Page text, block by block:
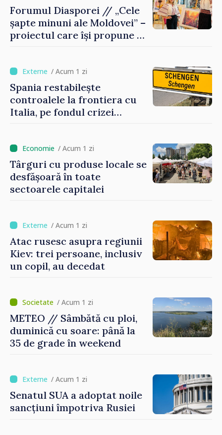
Forumul Diasporei // „Cele
șapte minuni ale Moldovei” –
proiectul care își propune să
/ Acum 1 zi
Spania restabilește
controalele la frontiera cu
Italia, pe fondul crizei
/ Acum 1 zi
Târguri cu produse locale se
desfășoară în toate
sectoarele capitalei
/ Acum 1 zi
Atac rusesc asupra regiunii
Kiev: trei persoane, inclusiv
un copil, au decedat
/ Acum 1 zi
METEO // Sâmbătă cu ploi,
duminică cu soare: până la
35 de grade în weekend
/ Acum 1 zi
Senatul SUA a adoptat noile
sancțiuni împotriva Rusiei